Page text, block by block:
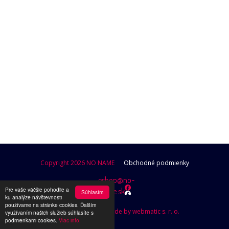
Súhlasím
Pre vaše väčšie pohodlie a
ku analýze návštevnosti
používame na stránke cookies. Ďalším
využívaním našich služieb súhlasíte s
podmienkami cookies. Viac info.
Copyright 2026 NO NAME Obchodné podmienky
eshop@no-
name.sk
Design by Brutusik, Code by webmatic s. r. o.